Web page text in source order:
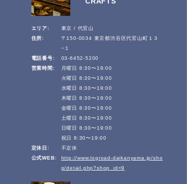
エリア:
東京 / 代官山
住所:
〒150-0034 東京都渋谷区代官山町１３
−１
電話番号:
03-6452-5200
営業時間:
月曜日 8:30〜19:00
火曜日 8:30〜19:00
水曜日 8:30〜19:00
木曜日 8:30〜19:00
金曜日 8:30〜19:00
土曜日 8:30〜19:00
日曜日 8:30〜19:00
祝日 8:30〜19:00
定休日:
不定休
公式WEB:
http://www.logroad-daikanyama.jp/sho
p/detail.php?shop_id=9